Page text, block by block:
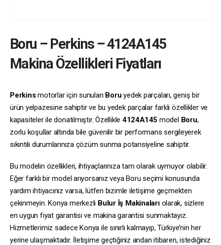
Boru – Perkins–4124A145
Makina Özellikleri Fiyatları
Perkinsmotorlar için sunulan Boru yedek parçaları, geniş bir
ürün yelpazesine sahiptir ve bu yedek parçalar farklı özellikler ve
kapasiteler ile donatılmıştır. Özellikle 4124A145 model Boru,
zorlu koşullar altında bile güvenilir bir performans sergileyerek
sıkıntılı durumlarınıza çözüm sunma potansiyeline sahiptir.
Bu modelin özellikleri, ihtiyaçlarınıza tam olarak uymuyor olabilir.
Eğer farklı bir model arıyorsanız veya Boru seçimi konusunda
yardım ihtiyacınız varsa, lütfen bizimle iletişime geçmekten
çekinmeyin. Konya merkezli Bulur İş Makinalarıolarak, sizlere
en uygun fiyat garantisi ve makina garantisi sunmaktayız.
Hizmetlerimiz sadece Konya ile sınırlı kalmayıp, Türkiye’nin her
yerine ulaşmaktadır. İletişime geçtiğiniz andan itibaren, istediğiniz